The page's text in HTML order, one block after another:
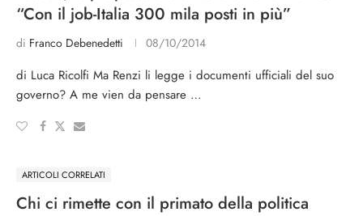
“Con il job-Italia 300 mila posti in più”
di Franco Debenedetti 08/10/2014
di Luca Ricolfi Ma Renzi li legge i documenti ufficiali del suo
governo? A me vien da pensare …
ARTICOLI CORRELATI
Chi ci rimette con il primato della politica